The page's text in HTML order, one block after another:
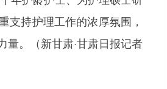
支持护理工作的浓厚氛围，
。（新甘肃·甘肃日报记者